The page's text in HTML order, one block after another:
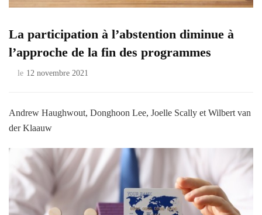
La participation à l’abstention diminue à
l’approche de la fin des programmes
le 12 novembre 2021
Andrew Haughwout, Donghoon Lee, Joelle Scally et Wilbert van
der Klaauw